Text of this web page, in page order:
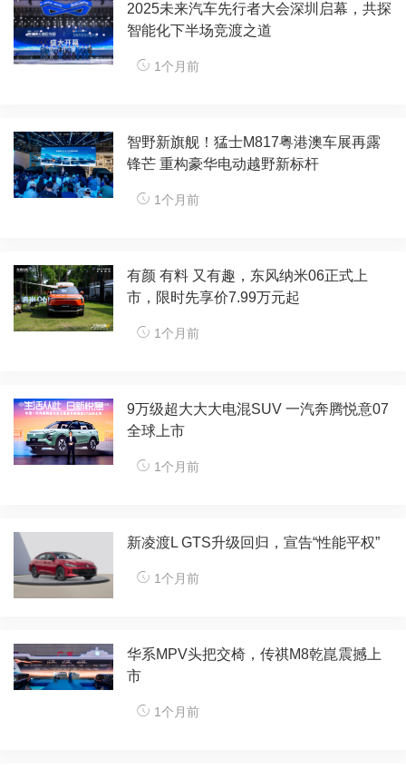
2025未来汽车先行者大会深圳启幕，共探
智能化下半场竞渡之道​​
1个月前
​智野新旗舰！猛士M817粤港澳车展再露
锋芒 重构豪华电动越野新标杆​
1个月前
有颜 有料 又有趣，东风纳米06正式上
市，限时先享价7.99万元起
1个月前
9万级超大大大电混SUV 一汽奔腾悦意07
全球上市
1个月前
新凌渡L GTS升级回归，宣告“性能平权”
1个月前
华系MPV头把交椅，传祺M8乾崑震撼上
市
1个月前